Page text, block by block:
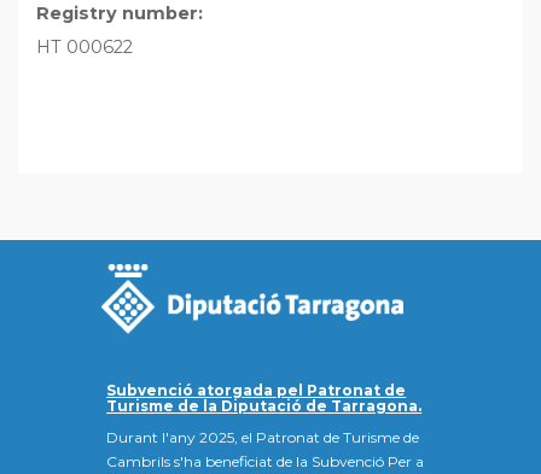
Registry number:
HT 000622
Subvenció atorgada pel Patronat de
Turisme de la Diputació de Tarragona.
Durant l'any 2025, el Patronat de Turisme de
Cambrils s'ha beneficiat de la Subvenció Per a